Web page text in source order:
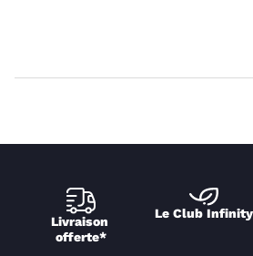
Livraison
offerte*
Le Club Infinity